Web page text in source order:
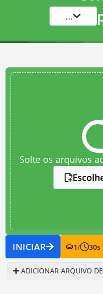
...
Solte os arquivos
INICIAR 1/ 30s
ADICIONAR ARQUIVO